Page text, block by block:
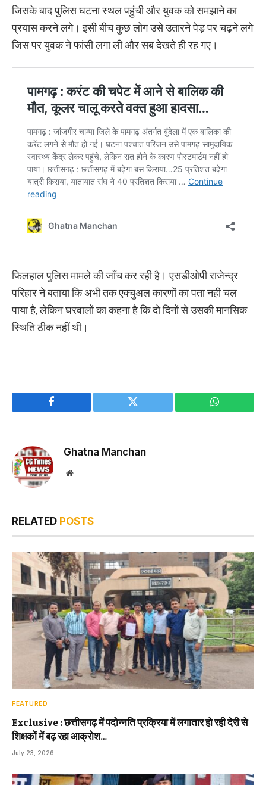
जिसके बाद पुलिस घटना स्थल पहुंची और युवक को समझाने का
प्रयास करने लगे। इसी बीच कुछ लोग उसे उतारने पेड़ पर चढ़ने लगे
जिस पर युवक ने फांसी लगा ली और सब देखते ही रह गए।
फिलहाल पुलिस मामले की जाँच कर रही है। एसडीओपी राजेन्द्र
परिहार ने बताया कि अभी तक एक्चुअल कारणों का पता नही चल
पाया है, लेकिन घरवालों का कहना है कि दो दिनों से उसकी मानसिक
स्थिति ठीक नहीं थी।
Facebook Twitter WhatsApp
Ghatna Manchan
Website
RELATED POSTS
FEATURED
Exclusive : छत्तीसगढ़ में पदोन्नति प्रक्रिया में लगातार हो रही देरी से
शिक्षकों में बढ़ रहा आक्रोश…
July 23, 2026